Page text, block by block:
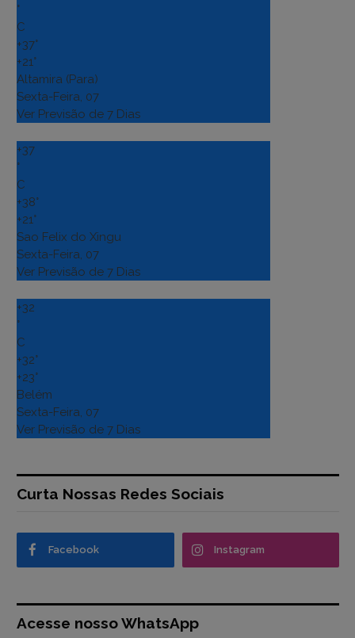
°
C
+37°
+21°
Altamira (Para)
Sexta-Feira, 07
Ver Previsão de 7 Dias
+37
°
C
+38°
+21°
Sao Felix do Xingu
Sexta-Feira, 07
Ver Previsão de 7 Dias
+32
°
C
+32°
+23°
Belém
Sexta-Feira, 07
Ver Previsão de 7 Dias
Curta Nossas Redes Sociais
Facebook Instagram
Acesse nosso WhatsApp